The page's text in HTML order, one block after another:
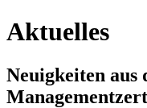
Aktuelles
Neuigkeiten aus